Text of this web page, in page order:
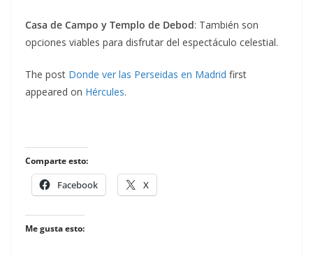
Casa de Campo y Templo de Debod: También son
opciones viables para disfrutar del espectáculo celestial.
The post Donde ver las Perseidas en Madrid first
appeared on Hércules.
Comparte esto:
Facebook X
Me gusta esto: